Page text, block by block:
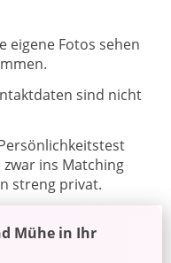
eigene Fotos sehen
sind nicht
ins Matching
streng privat.
Mühe in Ihr